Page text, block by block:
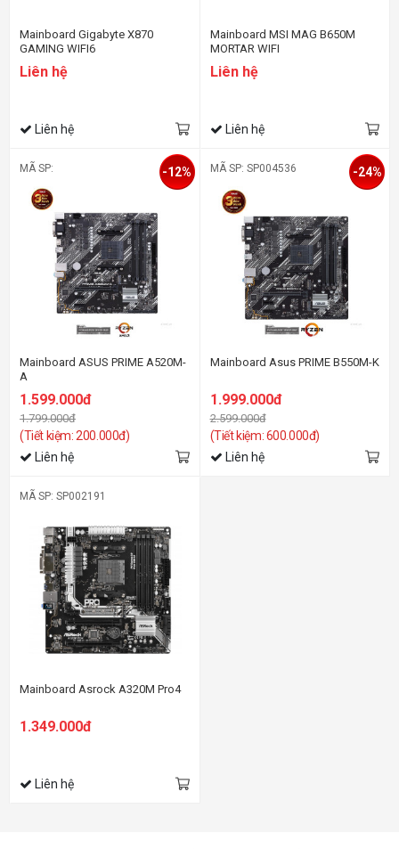
Mainboard Gigabyte X870
GAMING WIFI6
Liên hệ
Liên hệ
Mainboard MSI MAG B650M
MORTAR WIFI
Liên hệ
Liên hệ
MÃ SP:
Mainboard ASUS PRIME A520M-
A
1.599.000đ
1.799.000đ
(Tiết kiệm: 200.000đ)
-12%
Liên hệ
MÃ SP: SP004536
Mainboard Asus PRIME B550M-K
1.999.000đ
2.599.000đ
(Tiết kiệm: 600.000đ)
-24%
Liên hệ
MÃ SP: SP002191
Mainboard Asrock A320M Pro4
1.349.000đ
Liên hệ